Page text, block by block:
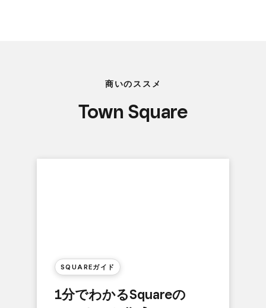
商いのススメ
Town Square
SQUAREガイド
1分で​わかる​Squareの​